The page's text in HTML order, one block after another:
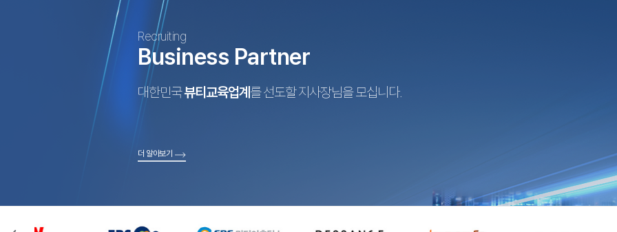
Recruiting
Business Partner
대한민국뷰티교육업계 를 선도할 지사장님을 모십니다.
더 알아보기